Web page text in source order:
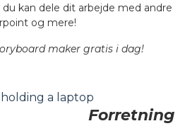
kan dele dit arbejde med andre
og mere!
maker gratis i dag!
Forretning